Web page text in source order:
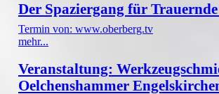
Der Spaziergang für
Termin von: www.oberberg.tv
mehr...
Veranstaltung:
Oelchenshammer